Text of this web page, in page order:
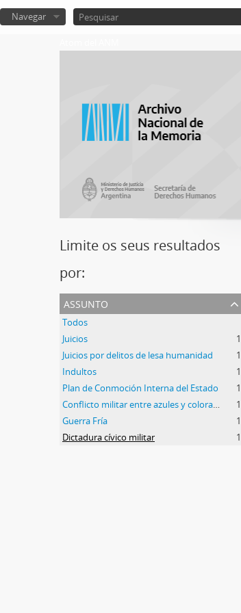
Navegar
Limite os seus resultados
por:
assunto
Todos
Juicios
1
Juicios por delitos de lesa humanidad
1
Indultos
1
Plan de Conmoción Interna del Estado
1
1
Guerra Fría
1
Dictadura cívico militar
1